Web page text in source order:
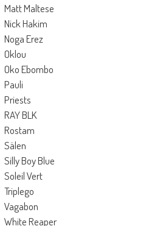
Matt Maltese
Nick Hakim
Noga Erez
Oklou
Oko Ebombo
Pauli
Priests
RAY BLK
Rostam
Sälen
Silly Boy Blue
Soleil Vert
Triplego
Vagabon
White Reaper